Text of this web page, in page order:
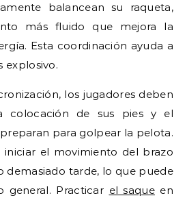
balancean su raqueta,
más fluido que mejora la
Esta coordinación ayuda a
explosivo.
los jugadores deben
colocación de sus pies y el
para golpear la pelota.
el movimiento del brazo
demasiado tarde, lo que puede
Practicar el saque en